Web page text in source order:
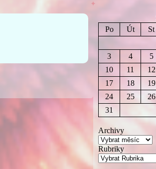
Po
Út St
3
4 5
10
11 12
17
18 19
24
25 26
31
Archivy
Rubriky